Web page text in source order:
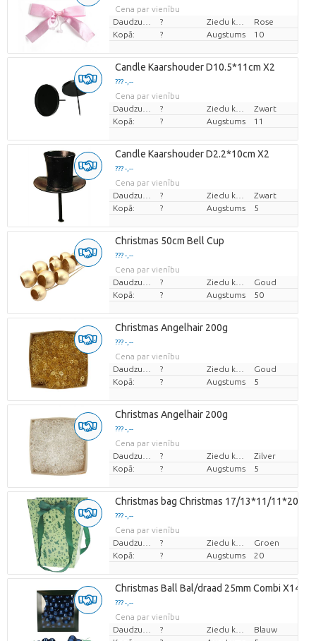
Cena par vienību
?
Rose
Kopā:
? Augstums 10
Candle Kaarshouder D10.5*11cm X2
??? -,--
Cena par vienību
?
Zwart
Kopā:
? Augstums 11
Candle Kaarshouder D2.2*10cm X2
??? -,--
Cena par vienību
?
Zwart
Kopā:
? Augstums 5
Christmas 50cm Bell Cup
??? -,--
Cena par vienību
?
Goud
Kopā:
? Augstums 50
Christmas Angelhair 200g
??? -,--
Cena par vienību
?
Goud
Kopā:
? Augstums 5
Christmas Angelhair 200g
??? -,--
Cena par vienību
?
Zilver
Kopā:
? Augstums 5
Christmas bag Christmas 17/13*11/11*20cm
??? -,--
Cena par vienību
?
Groen
Kopā:
? Augstums 20
Christmas Ball Bal/draad 25mm Combi X144
??? -,--
Cena par vienību
?
Blauw